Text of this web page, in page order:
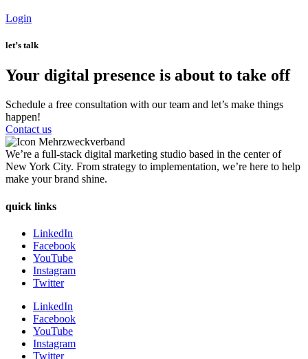
Login
let’s talk
Your digital presence is about to take off
Schedule a free consultation with our team and let’s make things
happen!
Contact us
We’re a full-stack digital marketing studio based in the center of
New York City. From strategy to implementation, we’re here to help
make your brand shine.
quick links
LinkedIn
Facebook
YouTube
Instagram
Twitter
LinkedIn
Facebook
YouTube
Instagram
Twitter